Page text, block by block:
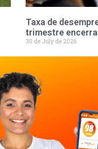
Taxa de
trimestre
30 de July de 2026